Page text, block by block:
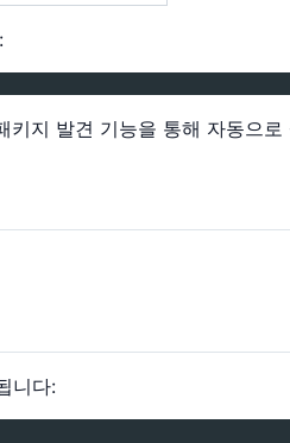
지 발견 기능을 통해 자동으로
니다: